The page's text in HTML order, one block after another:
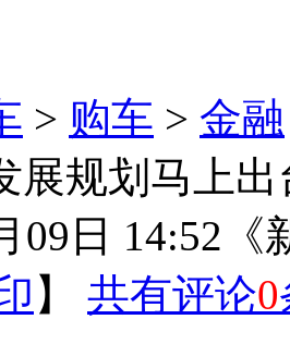
> 购车 > 金融
展规划马上
09日 14:52
】 共有评论0